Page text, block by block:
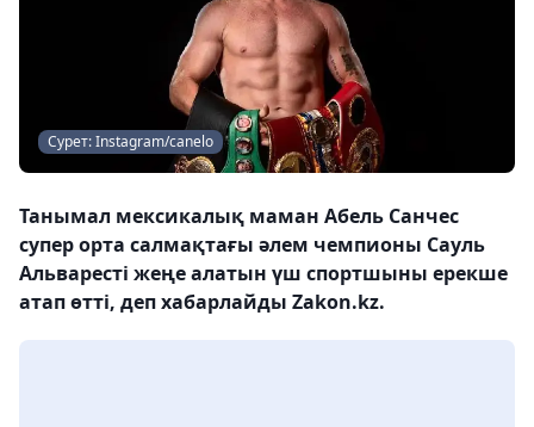
Сурет: Instagram/canelo
Танымал мексикалық маман Абель Санчес
супер орта салмақтағы әлем чемпионы Сауль
Альваресті жеңе алатын үш спортшыны ерекше
атап өтті, деп хабарлайды Zakon.kz.